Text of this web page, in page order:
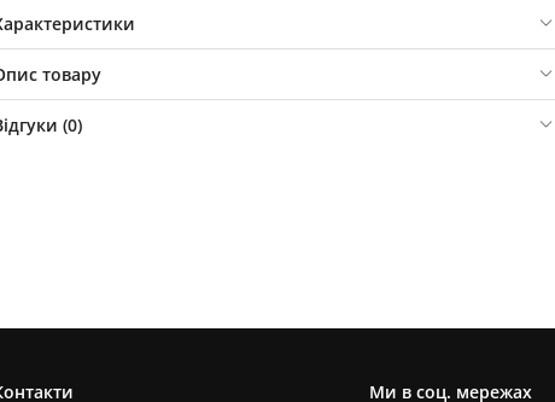
товару
(0)
Ми в соц. мережах